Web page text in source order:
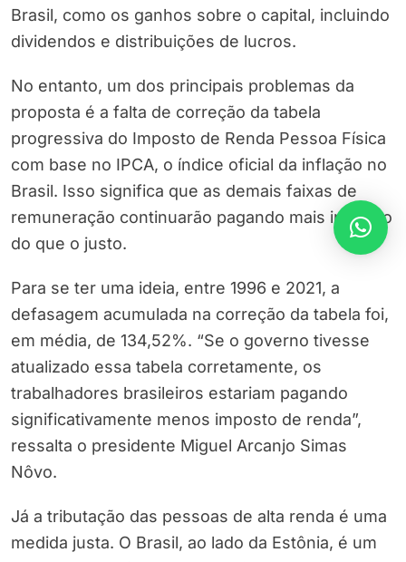
Brasil, como os ganhos sobre o capital, incluindo
dividendos e distribuições de lucros.
No entanto, um dos principais problemas da
proposta é a falta de correção da tabela
progressiva do Imposto de Renda Pessoa Física
com base no IPCA, o índice oficial da inflação no
Brasil. Isso significa que as demais faixas de
remuneração continuarão pagando mais imposto
do que o justo.
Para se ter uma ideia, entre 1996 e 2021, a
defasagem acumulada na correção da tabela foi,
em média, de 134,52%. “Se o governo tivesse
atualizado essa tabela corretamente, os
trabalhadores brasileiros estariam pagando
significativamente menos imposto de renda”,
ressalta o presidente Miguel Arcanjo Simas
Nôvo.
Já a tributação das pessoas de alta renda é uma
medida justa. O Brasil, ao lado da Estônia, é um